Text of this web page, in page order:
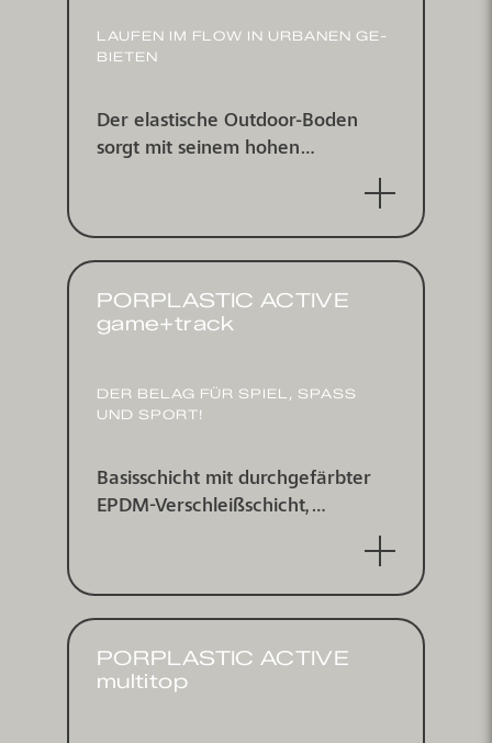
LAUFEN IM FLOW IN URBANEN GE­
BIETEN
Der elastische Outdoor-Boden
sorgt mit seinem hohen
Kraftabbau für gelenkschonendes
PORPLASTIC ACTIVE
game+track
DER BELAG FÜR SPIEL, SPASS U
ND SPORT!
Basisschicht mit durchgefärbter
EPDM-Verschleißschicht,
PORPLASTIC ACTIVE
multitop